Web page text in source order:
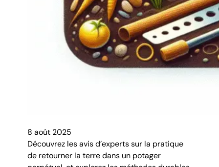
8 août 2025
Découvrez les avis d’experts sur la pratique
de retourner la terre dans un potager